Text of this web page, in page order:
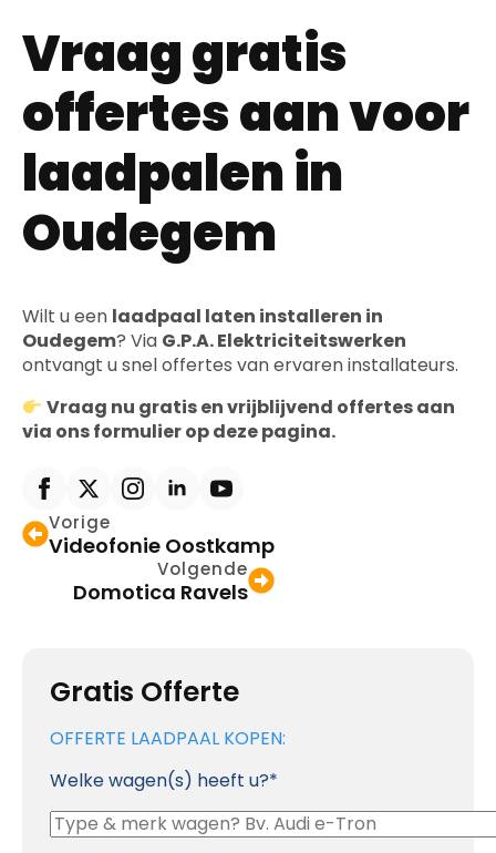
Gratis Offerte
OFFERTE LAADPAAL KOPEN:
Welke wagen(s) heeft u?*
Vraag gratis
offertes aan voor
laadpalen in
Oudegem
Wilt u een laadpaal laten installeren in
Oudegem? Via G.P.A. Elektriciteitswerken
ontvangt u snel offertes van ervaren installateurs.
Vraag nu gratis en vrijblijvend offertes aan
via ons formulier op deze pagina.
Vorige
Videofonie Oostkamp
Volgende
Domotica Ravels